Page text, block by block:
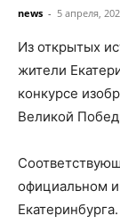
news - 5 апреля,
Из открытых
жители
конкурсе
Великой
официальном
Екатеринбурга.